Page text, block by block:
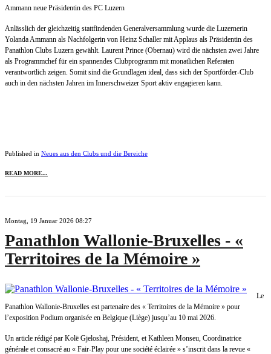
Ammann neue Präsidentin des PC Luzern
Anlässlich der gleichzeitig stattfindenden Generalversammlung wurde die Luzernerin
Yolanda Ammann als Nachfolgerin von Heinz Schaller mit Applaus als Präsidentin des
Panathlon Clubs Luzern gewählt. Laurent Prince (Obernau) wird die nächsten zwei Jahre
als Programmchef für ein spannendes Clubprogramm mit monatlichen Referaten
verantwortlich zeigen. Somit sind die Grundlagen ideal, dass sich der Sportförder-Club
auch in den nächsten Jahren im Innerschweizer Sport aktiv engagieren kann.
Published in Neues aus den Clubs und die Bereiche
READ MORE...
Montag, 19 Januar 2026 08:27
Panathlon Wallonie-Bruxelles - «
Territoires de la Mémoire »
Le
Panathlon Wallonie-Bruxelles est partenaire des « Territoires de la Mémoire » pour
l’exposition Podium organisée en Belgique (Liège) jusqu’au 10 mai 2026.
Un article rédigé par Kolë Gjeloshaj, Président, et Kathleen Monseu, Coordinatrice
générale et consacré au « Fair-Play pour une société éclairée » s’inscrit dans la revue «